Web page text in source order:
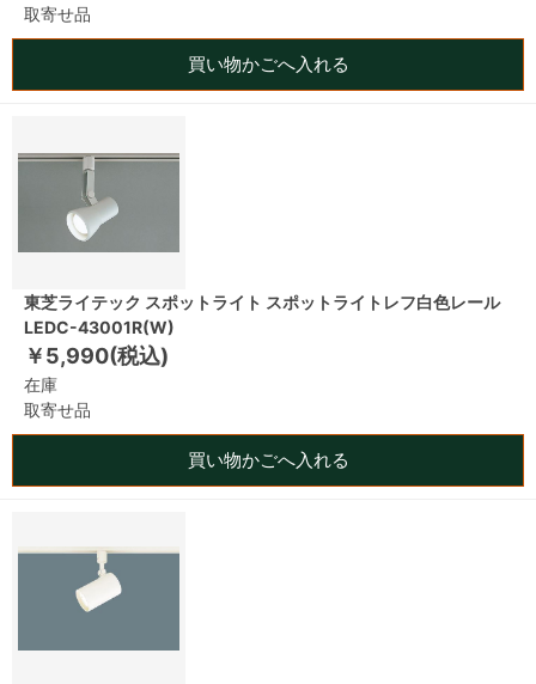
取寄せ品
買い物かごへ入れる
東芝ライテック スポットライト スポットライトレフ白色レール
LEDC-43001R(W)
￥5,990(税込)
在庫
取寄せ品
買い物かごへ入れる